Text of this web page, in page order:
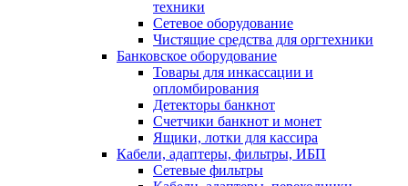
техники
Сетевое оборудование
Чистящие средства для оргтехники
Банковское оборудование
Товары для инкассации и
опломбирования
Детекторы банкнот
Счетчики банкнот и монет
Ящики, лотки для кассира
Кабели, адаптеры, фильтры, ИБП
Сетевые фильтры